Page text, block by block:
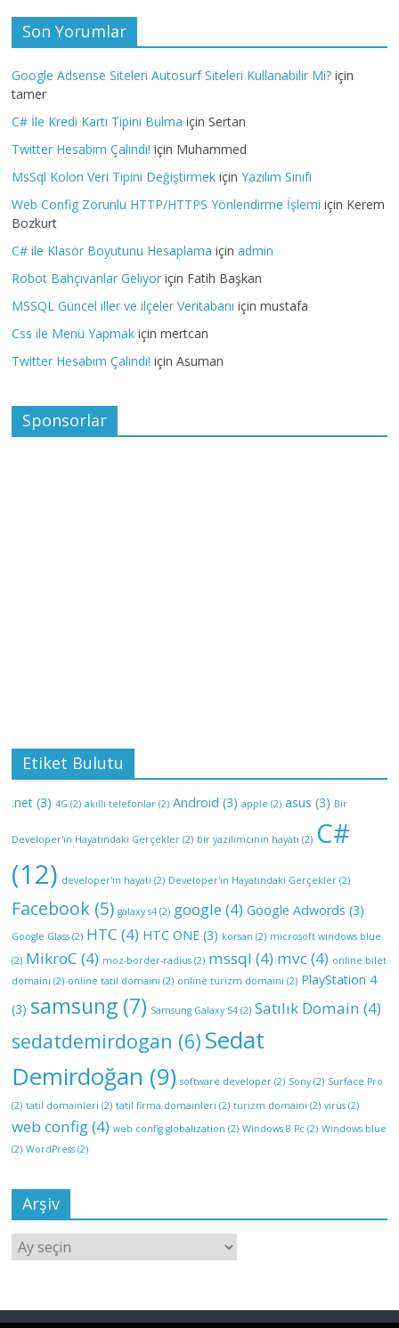
Son Yorumlar
Google Adsense Siteleri Autosurf Siteleri Kullanabilir Mi? için
tamer
C# İle Kredi Kartı Tipini Bulma içinSertan
Twitter Hesabım Çalındı! için Muhammed
MsSql Kolon Veri Tipini Değiştirmek içinYazılım Sınıfı
Web Config Zorunlu HTTP/HTTPS Yönlendirme İşlemi için Kerem
Bozkurt
C# ile Klasör Boyutunu Hesaplama içinadmin
Robot Bahçıvanlar Geliyor için Fatih Başkan
MSSQL Güncel iller ve ilçeler Veritabanı içinmustafa
Css ile Menü Yapmak içinmertcan
Twitter Hesabım Çalındı! içinAsuman
Sponsorlar
Etiket Bulutu
.net (3) 4G (2) akıllı telefonlar (2) Android (3) apple (2) asus (3) Bir
Developer'ın Hayatındaki Gerçekler (2) bir yazılımcının hayatı (2) C#
(12) developer'ın hayatı (2) Developer'ın Hayatındaki Gerçekler (2)
Facebook (5) galaxy s4 (2) google(4) Google Adwords (3)
Google Glass (2) HTC (4) HTC ONE (3) korsan (2) microsoft windows blue
(2) MikroC (4) moz-border-radius (2) mssql (4) mvc(4) online bilet
domaini (2) online tatil domaini (2) online turizm domaini (2) PlayStation 4
(3) samsung (7) Samsung Galaxy S4 (2) Satılık Domain (4)
sedatdemirdogan (6) Sedat
Demirdoğan (9) software developer (2) Sony(2) Surface Pro
(2) tatil domainleri (2) tatil firma domainleri (2) turizm domaini (2) virüs (2)
web config(4) web config globalization (2) Windows 8 Pc (2) Windows blue
(2) WordPress (2)
Arşiv